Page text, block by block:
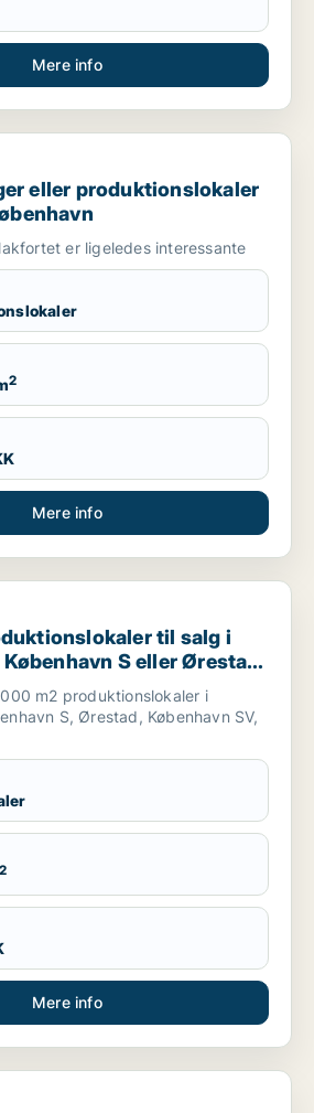
Mere info
produktionslokaler til salg i
eller produktionslokaler
er ligeledes interessante
2
Mere info
til salg i København K,
til salg i
S eller Ørestad
m2 produktionslokaler i
S, Ørestad, København SV,
2
Mere info
lager, værksted, klinik,